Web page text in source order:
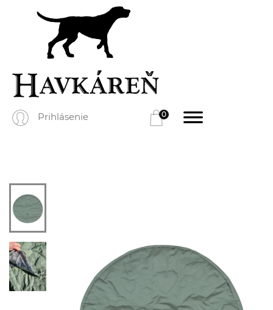
Prihlásenie 0